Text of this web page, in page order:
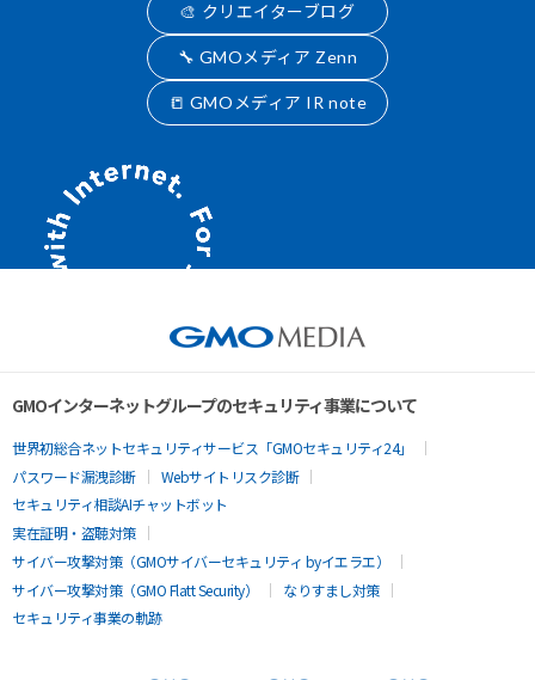
🎨 クリエイターブログ
🔧 GMOメディア Zenn
📒 GMOメディア IR note
GMOインターネットグループのセキュリティ事業について
世界初総合ネットセキュリティサービス「GMOセキュリティ24」
パスワード漏洩診断
Webサイトリスク診断
セキュリティ相談AIチャットボット
実在証明・盗聴対策
サイバー攻撃対策（GMOサイバーセキュリティ byイエラエ）
サイバー攻撃対策（GMO Flatt Security）
なりすまし対策
セキュリティ事業の軌跡